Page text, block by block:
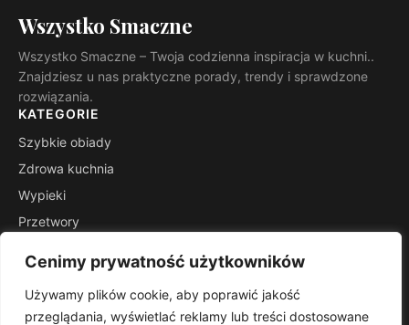
Cenimy prywatność użytkowników
Używamy plików cookie, aby poprawić jakość
przeglądania, wyświetlać reklamy lub treści dostosowane
Wszystko Smaczne
Wszystko Smaczne – Twoja codzienna inspiracja w kuchni..
Znajdziesz u nas praktyczne porady, trendy i sprawdzone
rozwiązania.
KATEGORIE
Szybkie obiady
Zdrowa kuchnia
Wypieki
Przetwory
Porady mistrza
INFORMACJE